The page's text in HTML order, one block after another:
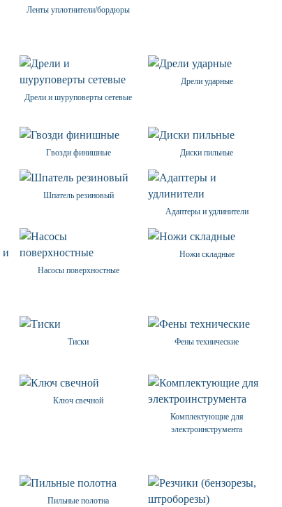
Ленты уплотнители/бордюры
Дрели и шуруповерты сетевые
Дрели ударные
Гвозди финишные Диски пильные
Шпатель резиновый
Адаптеры и удлинители
Насосы поверхностные
Ножи складные
Тиски Фены технические
Ключ свечной
Комплектующие для
электроинструмента
Пильные полотна